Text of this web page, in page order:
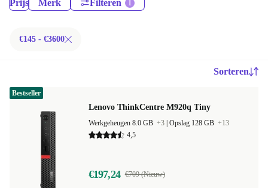
Prijs Merk Filteren
€145 - €3600
Sorteren
Lenovo ThinkCentre M920q Tiny
Werkgeheugen 8.0 GB +3 Opslag 128 GB +13
4,5
€197,24 €709 (Nieuw)
Bestseller